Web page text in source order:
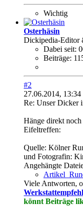
Wichtig
Osterhäsin
Dickipedia-Editor
Dabei seit:
Beiträge:
#2
27.06.2014, 13:34
Re: Unser Dicker
Hänge direkt
Eifeltreffen:
Quelle: Kölner
und Fotografin:
Angehängte
Viele Antworten,
könnt Beiträge